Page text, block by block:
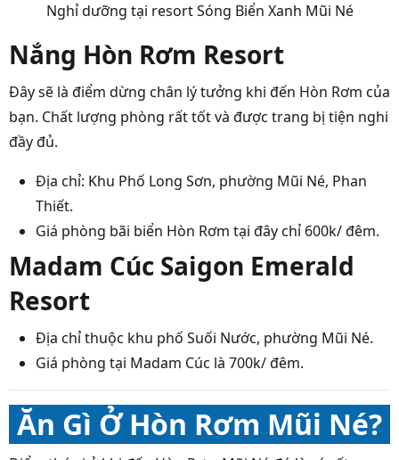
Nghỉ dưỡng tại resort Sóng Biển Xanh Mũi Né
Nắng Hòn Rơm Resort
Đây sẽ là điểm dừng chân lý tưởng khi đến Hòn Rơm của
bạn. Chất lượng phòng rất tốt và được trang bị tiện nghi
đầy đủ.
Địa chỉ: Khu Phố Long Sơn, phường Mũi Né, Phan
Thiết.
Giá phòng bãi biển Hòn Rơm tại đây chỉ 600k/ đêm.
Madam Cúc Saigon Emerald
Resort
Địa chỉ thuộc khu phố Suối Nước, phường Mũi Né.
Giá phòng tại Madam Cúc là 700k/ đêm.
Ăn Gì Ở Hòn Rơm Mũi Né?